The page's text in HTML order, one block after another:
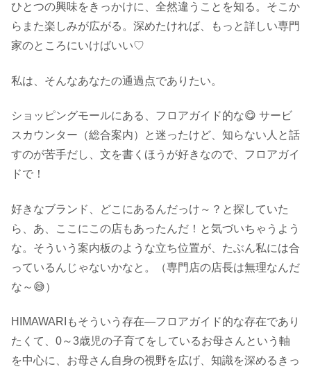
ひとつの興味をきっかけに、全然違うことを知る。そこか
らまた楽しみが広がる。深めたければ、もっと詳しい専門
家のところにいけばいい♡
私は、そんなあなたの通過点でありたい。
ショッピングモールにある、フロアガイド的な😋 サービ
スカウンター（総合案内）と迷ったけど、知らない人と話
すのが苦手だし、文を書くほうが好きなので、フロアガイ
ドで！
好きなブランド、どこにあるんだっけ～？と探していた
ら、あ、ここにこの店もあったんだ！と気づいちゃうよう
な。そういう案内板のような立ち位置が、たぶん私には合
っているんじゃないかなと。（専門店の店長は無理なんだ
な～😅）
HIMAWARIもそういう存在―フロアガイド的な存在であり
たくて、0～3歳児の子育てをしているお母さんという軸
を中心に、お母さん自身の視野を広げ、知識を深めるきっ